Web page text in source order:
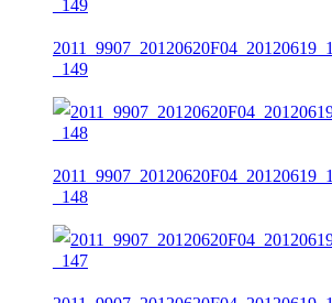
_149
_148